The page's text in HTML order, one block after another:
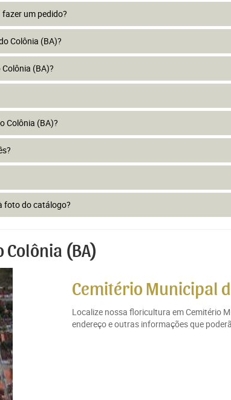
um pedido?
Colônia (BA)?
(BA)?
Colônia (BA)?
foto do catálogo?
Colônia (BA)
Cemitério Municipal
Localize nossa floricultura em Cemitério
endereço e outras informações que